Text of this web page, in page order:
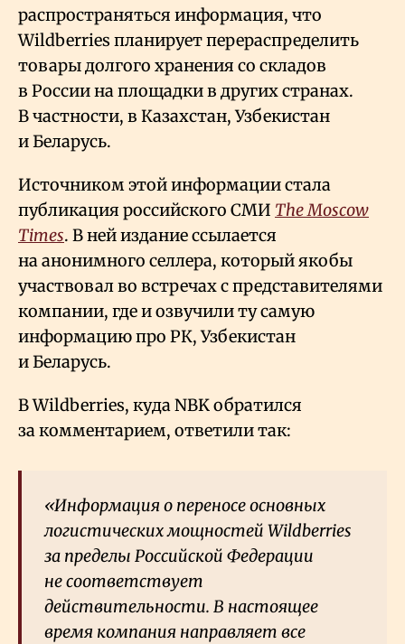
распространяться информация, что
Wildberries планирует перераспределить
товары долгого хранения со складов
в России на площадки в других странах.
В частности, в Казахстан, Узбекистан
и Беларусь.
Источником этой информации стала
публикация российского СМИ The Moscow
Times. В ней издание ссылается
на анонимного селлера, который якобы
участвовал во встречах с представителями
компании, где и озвучили ту самую
информацию про РК, Узбекистан
и Беларусь.
В Wildberries, куда NBK обратился
за комментарием, ответили так:
«Информация о переносе основных
логистических мощностей Wildberries
за пределы Российской Федерации
не соответствует
действительности. В настоящее
время компания направляет все